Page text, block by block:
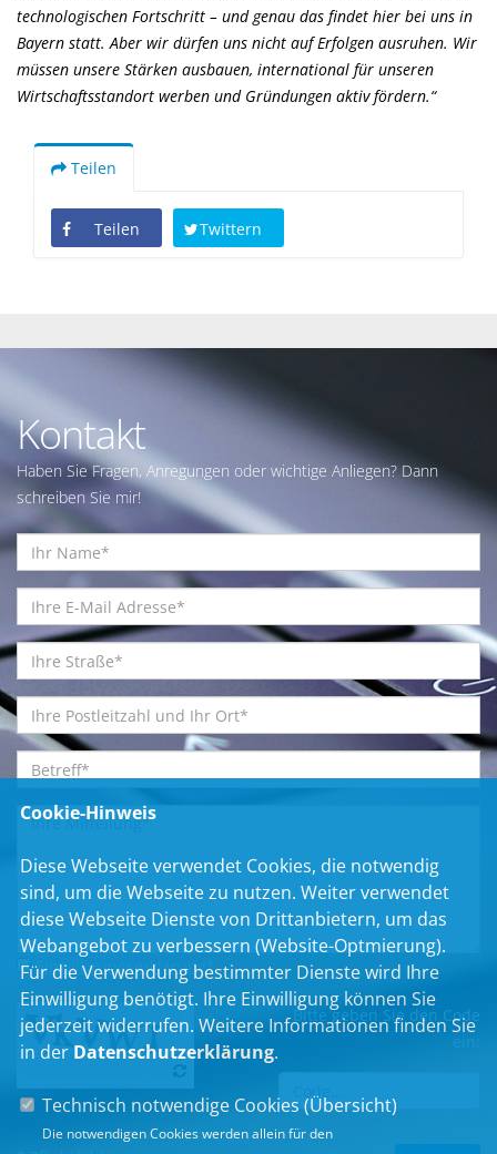
technologischen Fortschritt – und genau das findet hier bei uns in
Bayern statt. Aber wir dürfen uns nicht auf Erfolgen ausruhen. Wir
müssen unsere Stärken ausbauen, international für unseren
Wirtschaftsstandort werben und Gründungen aktiv fördern.“
Teilen
Teilen Twittern
Kontakt
Haben Sie Fragen, Anregungen oder wichtige Anliegen? Dann
schreiben Sie mir!
Einwilligungserklärung*
Bitte geben Sie den Code
Cookie-Hinweis
Diese Webseite verwendet Cookies, die notwendig
sind, um die Webseite zu nutzen. Weiter verwendet
diese Webseite Dienste von Drittanbietern, um das
Webangebot zu verbessern (Website-Optmierung).
Für die Verwendung bestimmter Dienste wird Ihre
Einwilligung benötigt. Ihre Einwilligung können Sie
jederzeit widerrufen. Weitere Informationen finden Sie
in der Datenschutzerklärung.
Technisch notwendige Cookies (Übersicht)
Die notwendigen Cookies werden allein für den